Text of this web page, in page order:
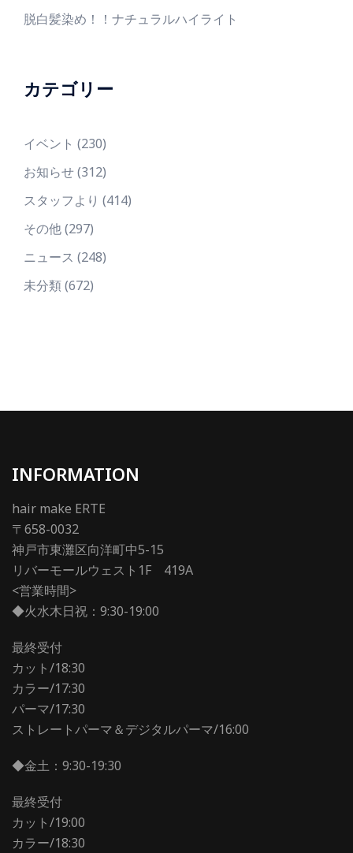
脱白髪染め！！ナチュラルハイライト
カテゴリー
イベント (230)
お知らせ(312)
スタッフより (414)
その他(297)
ニュース (248)
未分類(672)
INFORMATION
hair make ERTE
〒658-0032
神戸市東灘区向洋町中5-15
リバーモールウェスト1F 419A
<営業時間>
◆火水木日祝：9:30-19:00
最終受付
カット/18:30
カラー/17:30
パーマ/17:30
ストレートパーマ＆デジタルパーマ/16:00
◆金土：9:30-19:30
最終受付
カット/19:00
カラー/18:30